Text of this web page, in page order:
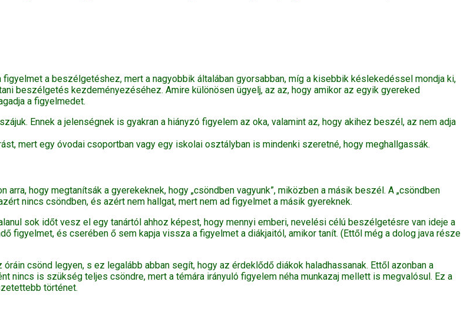
a beszélgetéshez, mert a nagyobbik általában gyorsabban, míg a kisebbik késlekedéssel mondja ki,
beszélgetés kezdeményezéséhez. Amire különösen ügyelj, az az, hogy amikor az egyik gyereked
a figyelmedet.
Ennek a jelenségnek is gyakran a hiányzó figyelem az oka, valamint az, hogy akihez beszél, az nem adja
mert egy óvodai csoportban vagy egy iskolai osztályban is mindenki szeretné, hogy meghallgassák.
hogy megtanítsák a gyerekeknek, hogy „csöndben vagyunk”, miközben a másik beszél. A „csöndben
nincs csöndben, és azért nem hallgat, mert nem ad figyelmet a másik gyereknek.
sok időt vesz el egy tanártól ahhoz képest, hogy mennyi emberi, nevelési célú beszélgetésre van ideje a
figyelmet, és cserében ő sem kapja vissza a figyelmet a diákjaitól, amikor tanít. (Ettől még a dolog java része
csönd legyen, s ez legalább abban segít, hogy az érdeklődő diákok haladhassanak. Ettől azonban a
nincs is szükség teljes csöndre, mert a témára irányuló figyelem néha munkazaj mellett is megvalósul. Ez a
történet.